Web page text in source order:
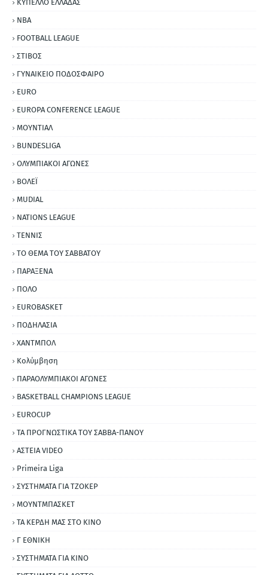
ΚΥΠΕΛΛΟ ΕΛΛΑΔΑΣ
NBA
FOOTBALL LEAGUE
ΣΤΙΒΟΣ
ΓΥΝΑΙΚΕΙΟ ΠΟΔΟΣΦΑΙΡΟ
EURO
EUROPA CONFERENCE LEAGUE
ΜΟΥΝΤΙΑΛ
BUNDESLIGA
ΟΛΥΜΠΙΑΚΟΙ ΑΓΩΝΕΣ
ΒΟΛΕΪ
MUDIAL
NATIONS LEAGUE
ΤΕΝΝΙΣ
ΤΟ ΘΕΜΑ ΤΟΥ ΣΑΒΒΑΤΟΥ
ΠΑΡΑΞΕΝΑ
ΠΟΛΟ
EUROBASKET
ΠΟΔΗΛΑΣΙΑ
ΧΑΝΤΜΠΟΛ
Κολύμβηση
ΠΑΡΑΟΛΥΜΠΙΑΚΟΙ ΑΓΩΝΕΣ
BASKETBALL CHAMPIONS LEAGUE
EUROCUP
ΤΑ ΠΡΟΓΝΩΣΤΙΚΑ ΤΟΥ ΣΑΒΒΑ-ΠΑΝΟΥ
ΑΣΤΕΙΑ VIDEO
Primeira Liga
ΣΥΣΤΗΜΑΤΑ ΓΙΑ ΤΖΟΚΕΡ
ΜΟΥΝΤΜΠΑΣΚΕΤ
ΤΑ ΚΕΡΔΗ ΜΑΣ ΣΤΟ ΚΙΝΟ
Γ ΕΘΝΙΚΗ
ΣΥΣΤΗΜΑΤΑ ΓΙΑ ΚΙΝΟ